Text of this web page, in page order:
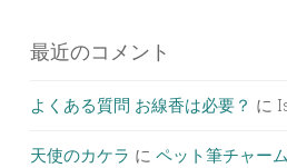
最近のコメント
よくある質問 お線香は必要？ に
天使のカケラ に ペット筆チャー